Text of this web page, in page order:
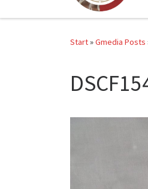
Start»Gmedia Posts